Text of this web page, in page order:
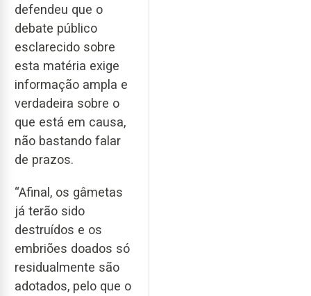
defendeu que o
debate público
esclarecido sobre
esta matéria exige
informação ampla e
verdadeira sobre o
que está em causa,
não bastando falar
de prazos.
“Afinal, os gâmetas
já terão sido
destruídos e os
embriões doados só
residualmente são
adotados, pelo que o